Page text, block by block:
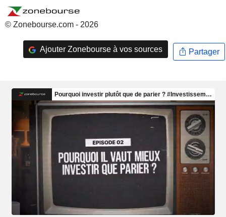
© Zonebourse.com - 2026
Ajouter Zonebourse à vos sources Partager